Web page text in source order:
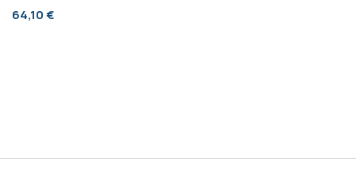
64,10 €